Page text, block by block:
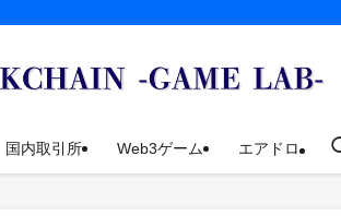
国内取引所 Web3ゲーム エアドロ